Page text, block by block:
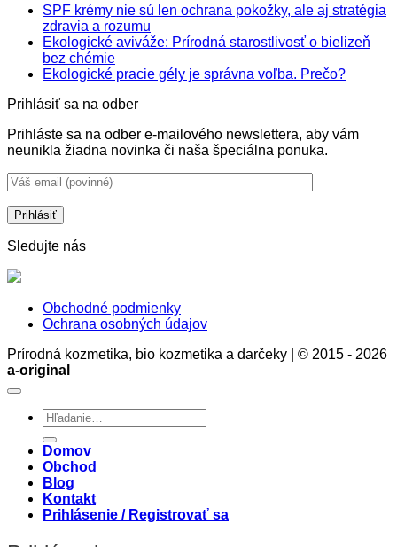
SPF krémy nie sú len ochrana pokožky, ale aj stratégia
zdravia a rozumu
komentáre
SPF
len
ochrana
Ekologické aviváže: Prírodná starostlivosť o bielizeň
bez chémieŽiadne
komentáre
Ekologické
Prírodná
starostlivosť
Ekologické pracie gély je správna voľba. Prečo?Žiadne
pracie
Prihlásiť sa na odber
Prihláste sa na odber e-mailového newslettera, aby vám
neunikla žiadna novinka či naša špeciálna ponuka.
Sledujte nás
Obchodné podmienky
Ochrana osobných údajov
Prírodná kozmetika, bio kozmetika a darčeky | © 2015 - 2026
a-original
Hľadať:
Domov
Obchod
Blog
Kontakt
Prihlásenie / Registrovať sa